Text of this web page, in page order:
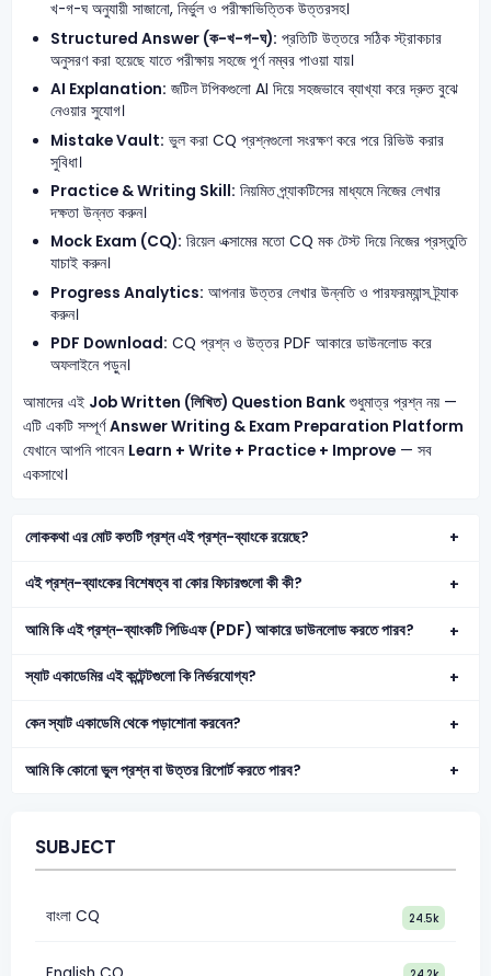
খ-গ-ঘ অনুযায়ী সাজানো, নির্ভুল ও পরীক্ষাভিত্তিক উত্তরসহ।
Structured Answer (ক-খ-গ-ঘ): প্রতিটি উত্তরে সঠিক স্ট্রাকচার
অনুসরণ করা হয়েছে যাতে পরীক্ষায় সহজে পূর্ণ নম্বর পাওয়া যায়।
AI Explanation: জটিল টপিকগুলো AI দিয়ে সহজভাবে ব্যাখ্যা করে দ্রুত বুঝে
নেওয়ার সুযোগ।
Mistake Vault: ভুল করা CQ প্রশ্নগুলো সংরক্ষণ করে পরে রিভিউ করার
সুবিধা।
Practice & Writing Skill: নিয়মিত প্র্যাকটিসের মাধ্যমে নিজের লেখার
দক্ষতা উন্নত করুন।
Mock Exam (CQ): রিয়েল এক্সামের মতো CQ মক টেস্ট দিয়ে নিজের প্রস্তুতি
যাচাই করুন।
Progress Analytics: আপনার উত্তর লেখার উন্নতি ও পারফরম্যান্স ট্র্যাক
করুন।
PDF Download: CQ প্রশ্ন ও উত্তর PDF আকারে ডাউনলোড করে
অফলাইনে পড়ুন।
আমাদের এই Job Written (লিখিত) Question Bankশুধুমাত্র প্রশ্ন নয় —
এটি একটি সম্পূর্ণAnswer Writing & Exam Preparation Platform
যেখানে আপনি পাবেন Learn + Write + Practice + Improve— সব
একসাথে।
লোককথা এর মোট কতটি প্রশ্ন এই প্রশ্ন-ব্যাংকে রয়েছে?
এই প্রশ্ন-ব্যাংকের বিশেষত্ব বা কোর ফিচারগুলো কী কী?
আমি কি এই প্রশ্ন-ব্যাংকটি পিডিএফ (PDF) আকারে ডাউনলোড করতে পারব?
স্যাট একাডেমির এই কন্টেন্টগুলো কি নির্ভরযোগ্য?
কেন স্যাট একাডেমি থেকে পড়াশোনা করবেন?
আমি কি কোনো ভুল প্রশ্ন বা উত্তর রিপোর্ট করতে পারব?
SUBJECT
বাংলা CQ 24.5k